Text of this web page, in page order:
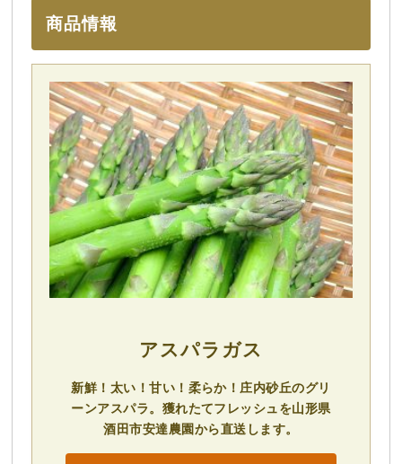
商品情報
アスパラガス
新鮮！太い！甘い！柔らか！庄内砂丘のグリ
ーンアスパラ。獲れたてフレッシュを山形県
酒田市安達農園から直送します。